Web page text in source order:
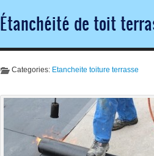
Étanchéité de toit
Categories: Etancheite toiture terrasse